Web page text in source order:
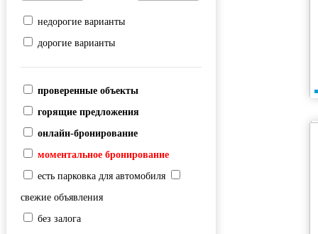
недорогие варианты
дорогие варианты
проверенные объекты
горящие предложения
онлайн-бронирование
моментальное бронирование
есть парковка для автомобиля
свежие объявления
без залога